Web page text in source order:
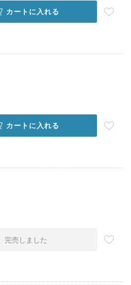
カートに入れる
カートに入れる
完売しました